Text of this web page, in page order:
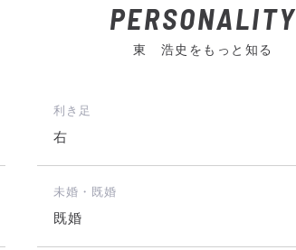
PERSONALITY
東 浩史をもっと知る
利き足
右
未婚・既婚
既婚